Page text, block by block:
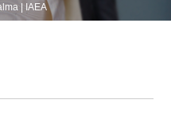
| IAEA